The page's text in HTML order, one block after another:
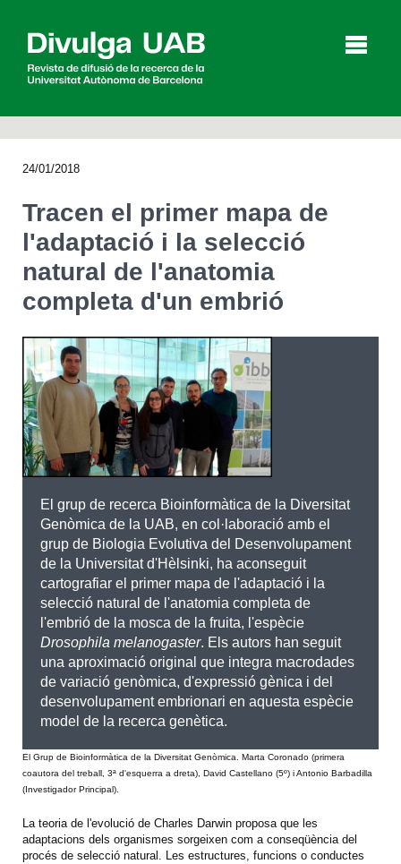
Agenda
English Español
CERCAR
24/01/2018
Tracen el primer mapa de
l'adaptació i la selecció
natural de l'anatomia
completa d'un embrió
El grup de recerca Bioinformàtica de la Diversitat
Genòmica de la UAB, en col·laboració amb el
grup de Biologia Evolutiva del Desenvolupament
de la Universitat d'Hèlsinki, ha aconseguit
cartografiar el primer mapa de l'adaptació i la
selecció natural de l'anatomia completa de
l'embrió de la mosca de la fruita, l'espècie
Drosophila melanogaster. Els autors han seguit
una aproximació original que integra macrodades
de variació genòmica, d'expressió gènica i del
desenvolupament embrionari en aquesta espècie
model de la recerca genètica.
El Grup de Bioinformàtica de la Diversitat Genòmica. Marta Coronado (primera
coautora del treball, 3ª d'esquerra a dreta), David Castellano (5º) i Antonio Barbadilla
(Investigador Principal).
La teoria de l'evolució de Charles Darwin proposa que les
adaptacions dels organismes sorgeixen com a conseqüència del
procés de selecció natural. Les estructures, funcions o conductes